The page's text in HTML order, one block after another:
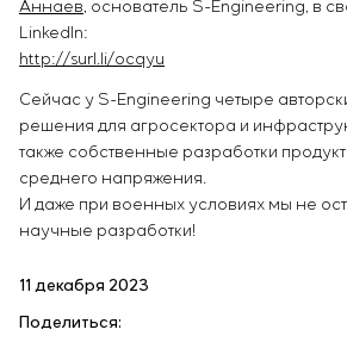
Аннаев, основатель S-Engineering, в
LinkedIn:
http://surl.li/ocqyu
Сейчас у S-Engineering четыре
решения для агросектора и
также собственные разработки
среднего напряжения.
И даже при военных условиях мы не
научные разработки!
11 декабря 2023
Поделиться: